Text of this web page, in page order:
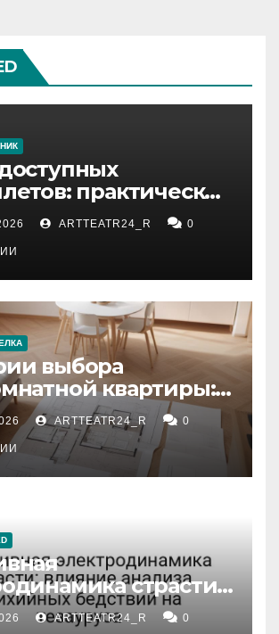
практические
ARTTEATR24_R 0
выбора
квартиры:
площадь,
и документация
ARTTEATR24_R 0
страсти:
анализа
ARTTEATR24_R 0